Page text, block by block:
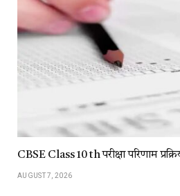
CBSE Class 10 th परीक्षा परिणाम
AUGUST 7, 2026